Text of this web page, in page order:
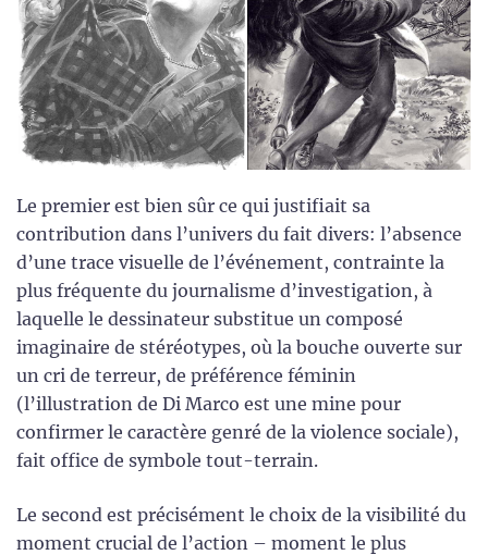
Le premier est bien sûr ce qui justifiait sa
contribution dans l’univers du fait divers: l’absence
d’une trace visuelle de l’événement, contrainte la
plus fréquente du journalisme d’investigation, à
laquelle le dessinateur substitue un composé
imaginaire de stéréotypes, où la bouche ouverte sur
un cri de terreur, de préférence féminin
(l’illustration de Di Marco est une mine pour
confirmer le caractère genré de la violence sociale),
fait office de symbole tout-terrain.
Le second est précisément le choix de la visibilité du
moment crucial de l’action – moment le plus